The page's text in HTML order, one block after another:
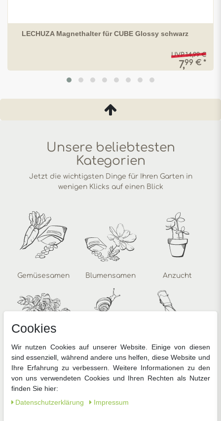
LECHUZA Magnethalter für CUBE Glossy schwarz
UVP 14,99 €
7,99 € *
Unsere beliebtesten
Kategorien
Jetzt die wichtigsten Dinge für Ihren Garten in
wenigen Klicks auf einen Blick
Gemüsesamen Blumensamen Anzucht
Zimmerpflanzen Pflanzenschutz Gartengeräte
Cookies
Wir nutzen Cookies auf unserer Website. Einige von diesen
sind essenziell, während andere uns helfen, diese Website und
Ihre Erfahrung zu verbessern. Weitere Informationen zu den
von uns verwendeten Cookies und Ihren Rechten als Nutzer
finden Sie hier:
Daten­schutz­erklärung
Impressum